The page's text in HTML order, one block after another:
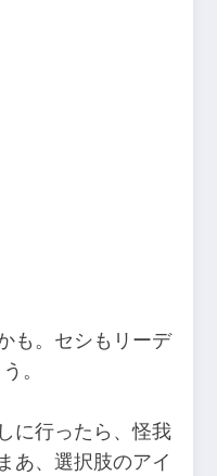
も。セシもリーデ
。
に行ったら、怪我
あ、選択肢のアイ